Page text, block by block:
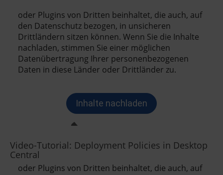
Video-Tutorial: Deployment Policies in Desktop
Central